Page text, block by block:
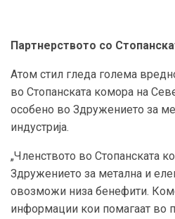
Партнерството со
Атом стил гледа голема
во Стопанската комора на
особено во Здружението за
индустрија.
„Членството во Стопанската
Здружението за метална и
овозможи низа бенефити.
информации кои помагаат во